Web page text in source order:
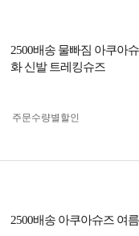
2500배송 물빠짐 아쿠아
화 신발 트레킹슈즈
주문수량별할인
2500배송 아쿠아슈즈 여